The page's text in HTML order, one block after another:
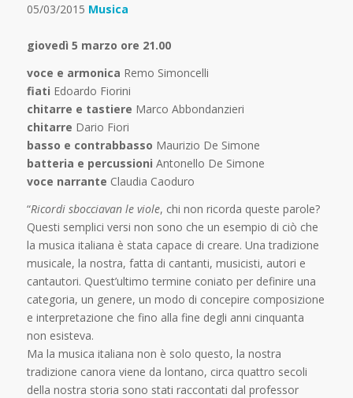
05/03/2015 Musica
giovedì 5 marzo ore 21.00
voce e armonica Remo Simoncelli
fiati Edoardo Fiorini
chitarre e tastiere Marco Abbondanzieri
chitarre Dario Fiori
basso e contrabbasso Maurizio De Simone
batteria e percussioni Antonello De Simone
voce narrante Claudia Caoduro
“Ricordi sbocciavan le viole, chi non ricorda queste parole?
Questi semplici versi non sono che un esempio di ciò che
la musica italiana è stata capace di creare. Una tradizione
musicale, la nostra, fatta di cantanti, musicisti, autori e
cantautori. Quest’ultimo termine coniato per definire una
categoria, un genere, un modo di concepire composizione
e interpretazione che fino alla fine degli anni cinquanta
non esisteva.
Ma la musica italiana non è solo questo, la nostra
tradizione canora viene da lontano, circa quattro secoli
della nostra storia sono stati raccontati dal professor